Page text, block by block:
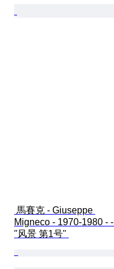
Migneco - 1970-1980 - -
"风景 第1号"